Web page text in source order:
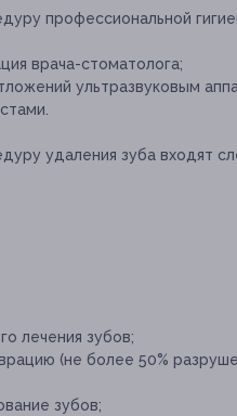
профессиональной
врача-стоматолога;
ультразвуковым
удаления зуба входят
лечения зубов;
(не более 50%
зубов;